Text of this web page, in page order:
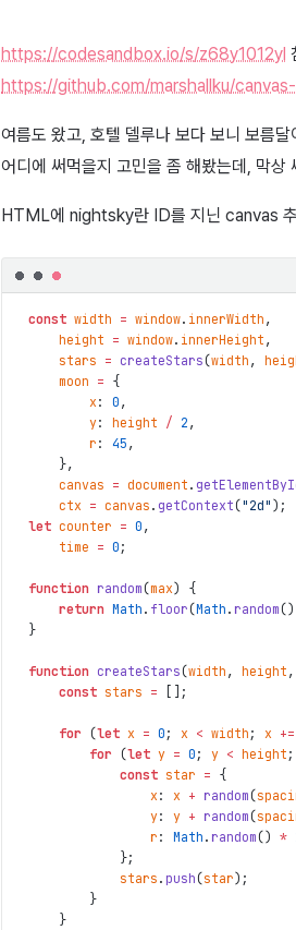
https://codesandbox.io/s/z68y1012yl
https://github.com/marshallku/
여름도 왔고, 호텔 델루나 보다 보니 보름
어디에 써먹을지 고민을 좀 해봤는데, 막상
HTML에 nightsky란 ID를 지닌 canvas 추
const width = window. innerWidth ,
height = window. innerHeight ,
stars = createStars(width ,
moon = {
x : 0 ,
y: height / 2 ,
r : 45 ,
},
canvas = document .
ctx = canvas . getContext("2d" ) ;
let counter = 0 ,
time = 0 ;
function random(max)
{
return Math . floor(Math . random()
}
function createStars(width , height ,
const stars = ;
for (let x = 0 ; x < width ; x +=
for (let y = 0 ; y < height ;
const star = {
x : x + random(
y: y + random(
r : Math . random() *
};
stars . push(star) ;
}
}